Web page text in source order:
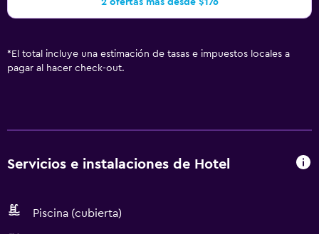
2 ofertas más desde $176
* El total incluye una estimación de tasas e impuestos locales a
pagar al hacer check-out.
Servicios e instalaciones de Hotel
Piscina (cubierta)